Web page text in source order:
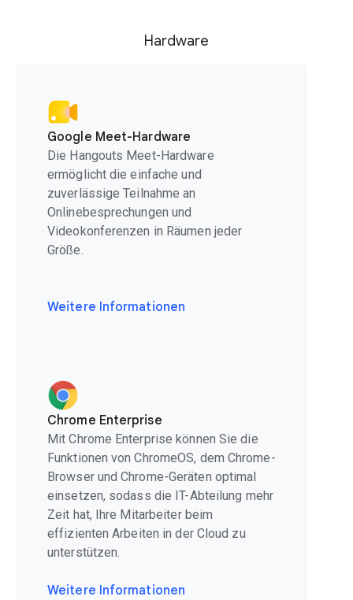
Hardware
Google Meet-Hardware
Die Hangouts Meet-Hardware
ermöglicht die einfache und
zuverlässige Teilnahme an
Onlinebesprechungen und
Videokonferenzen in Räumen jeder
Größe.
Weitere Informationen
Chrome Enterprise
Mit Chrome Enterprise können Sie die
Funktionen von ChromeOS, dem Chrome-
Browser und Chrome-Geräten optimal
einsetzen, sodass die IT-Abteilung mehr
Zeit hat, Ihre Mitarbeiter beim
effizienten Arbeiten in der Cloud zu
unterstützen.
Weitere Informationen